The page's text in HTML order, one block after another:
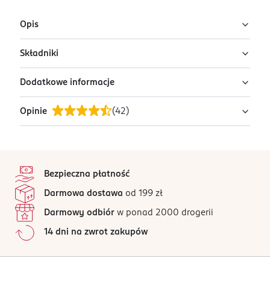
Opis
Mieszanka kaw z Ameryki Południowej i Azji o niskiej
kwasowości i wysokiej intensywności. Starannie
dobrane ziarna oraz jasne i precyzyjne palenie kawy,
oparte na wieloletnim i mistrzowskim doświadczeniu
nadaje naszym produktom wyjątkowy smak i aromat.
Składniki
Mieszanka kaw - ziarnista
Dodatkowe informacje
PRZYGOTOWANIE I STOSOWANIE
Przechowywać w chłodnym i suchym miejscu.
Lukaro Trading sp. z o.o.
ul. Królewska 53
05-825 Grodzisk Mazowiecki
Kod EAN
5 903766 411071
Opinie (42 )
Wszystkie opinie są zweryfikowane zakupem.
4
0%
Bezpieczna płatność
Darmowa dostawa od 199 zł
Darmowy odbiór w ponad 2000 drogerii
14 dni na zwrot zakupów